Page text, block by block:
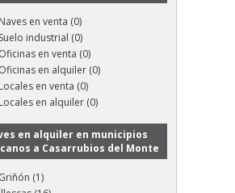
Naves en venta (0)
Suelo industrial (0)
Oficinas en venta (0)
Oficinas en alquiler (0)
Locales en venta (0)
Locales en alquiler (0)
en alquiler en municipios
a Casarrubios del Monte
Griñón (1)